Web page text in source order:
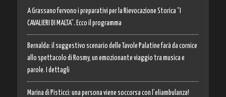
A Grassano fervono i preparativi per la Rievocazione Storica “I
CAVALIERI DI MALTA”. Ecco il programma
Bernalda: il suggestivo scenario delle Tavole Palatine farà da cornice
allo spettacolo di Rosmy, un emozionante viaggio tra musica e
parole. I dettagli
Marina di Pisticci: una persona viene soccorsa con l’eliambulanza!